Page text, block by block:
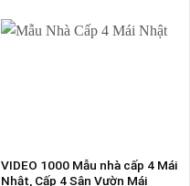
VIDEO 1000 Mẫu nhà cấp 4 Mái
Nhật, Cấp 4 Sân Vườn Mái